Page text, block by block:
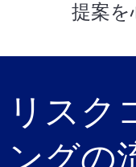
提案を
リスク
ングの